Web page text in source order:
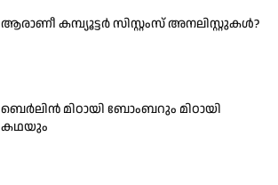
ആരാണീ കമ്പ്യൂട്ടർ സിസ്റ്റംസ് അനലിസ്റ്റുകൾ?
ബെര്‍ലിന്‍ മിഠായി ബോംബറും മിഠായി
കഥയും